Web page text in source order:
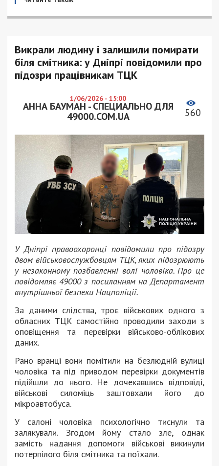
Викрали людину і залишили помирати
біля смітника: у Дніпрі повідомили про
підозри працівникам ТЦК
1/06/2026 - 15:00
АННА БАУМАН - СПЕЦИАЛЬНО ДЛЯ
49000.COM.UA
560
У Дніпрі правоохоронці повідомили про підозру
двом військовослужбовцям ТЦК, яких підозрюють
у незаконному позбавленні волі чоловіка. Про це
повідомляє 49000 з посиланням на Департамент
внутрішньої безпеки Нацполіції.
За даними слідства, троє військових одного з
обласних ТЦК самостійно проводили заходи з
оповіщення та перевірки військово-облікових
даних.
Рано вранці вони помітили на безлюдній вулиці
чоловіка та під приводом перевірки документів
підійшли до нього. Не дочекавшись відповіді,
військові силоміць заштовхали його до
мікроавтобуса.
У салоні чоловіка психологічно тиснули та
залякували. Згодом йому стало зле, однак
замість надання допомоги військові викинули
потерпілого біля смітника та поїхали.